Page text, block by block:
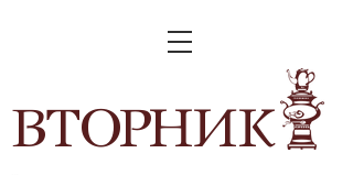
ВТОРНИК